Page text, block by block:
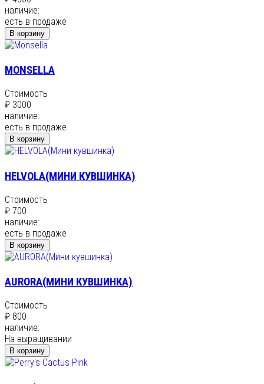
наличие:
есть в продаже
В корзину
MONSELLA
Стоимость
₽ 3000
наличие:
есть в продаже
В корзину
HELVOLA(МИНИ КУВШИНКА)
Стоимость
₽ 700
наличие:
есть в продаже
В корзину
AURORA(МИНИ КУВШИНКА)
Стоимость
₽ 800
наличие:
На выращивании
В корзину